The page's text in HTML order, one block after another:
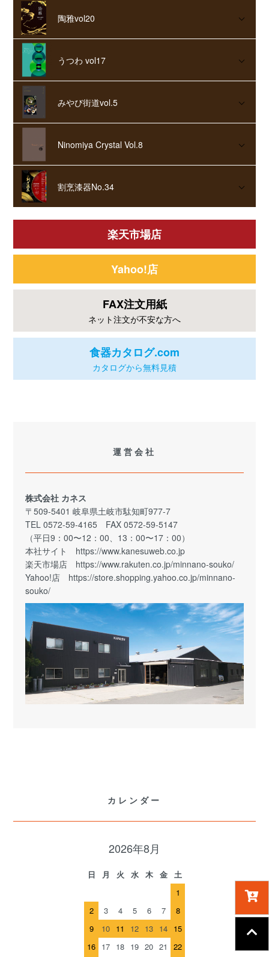
陶雅vol20
うつわ vol17
みやび街道vol.5
Ninomiya Crystal Vol.8
割烹漆器No.34
楽天市場店
Yahoo!店
FAX注文用紙
ネット注文が不安な方へ
食器カタログ.com
カタログから無料見積
運営会社
株式会社 カネス
〒509-5401 岐阜県土岐市駄知町977-7
TEL 0572-59-4165 FAX 0572-59-5147
（平日9：00〜12：00、13：00〜17：00）
本社サイト https://www.kanesuweb.co.jp
楽天市場店 https://www.rakuten.co.jp/minnano-souko/
Yahoo!店 https://store.shopping.yahoo.co.jp/minnano-
souko/
カレンダー
2026年8月
日 月 火 水 木 金
土
1
2
3 4 5 6 7
8
9
10 11 12 13 14 15
16 17 18 19 20 21 22